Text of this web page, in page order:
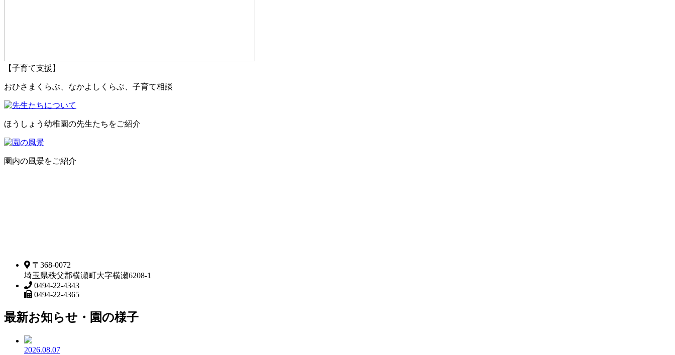
【子育て支援】
おひさまくらぶ、なかよしくらぶ、子育て相談
ほうしょう幼稚園の先生たちをご紹介
園内の風景をご紹介
〒368-0072
埼玉県秩父郡横瀬町大字横瀬6208-1
0494-22-4343
0494-22-4365
最新お知らせ・園の様子
2026.08.07